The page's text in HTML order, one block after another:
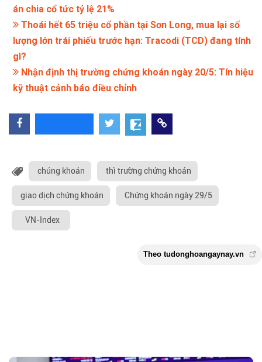
án chia cổ tức tỷ lệ 21%
Thoái hết 65 triệu cổ phần tại Sơn Long, mua lại số
lượng lớn trái phiếu trước hạn: Tracodi (TCD) đang tính
gì?
Nhận định thị trường chứng khoán ngày 20/5: Tín hiệu
kỹ thuật cảnh báo điều chỉnh
chúng khoán thì trường chứng khoán
giao dịch chứng khoán Chứng khoán ngày 29/5
VN-Index